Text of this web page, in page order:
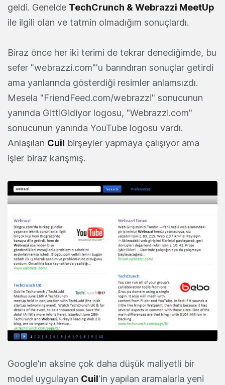
geldi. Genelde TechCrunch & Webrazzi MeetUp
ile ilgili olan ve tatmin olmadığım sonuçlardı.
Biraz önce her iki terimi de tekrar denediğimde, bu
sefer "webrazzi.com"'u barındıran sonuçlar getirdi
ama yanlarında gösterdiği resimler anlamsızdı.
Mesela "FriendFeed.com/webrazzi" sonucunun
yanında GittiGidiyor logosu, "Webrazzi.com"
sonucunun yanında YouTube logosu vardı.
Anlaşılan Cuil birşeyler yapmaya çalışıyor ama
işler biraz karışmış.
Google'ın aksine çok daha düşük maliyetli bir
model uygulayan Cuil'in yapılan aramalarla yeni